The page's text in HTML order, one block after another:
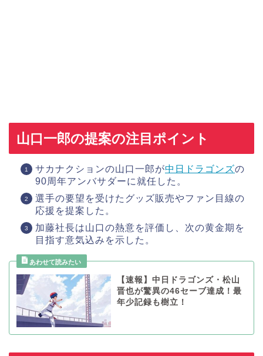
山口一郎の提案の注目ポイント
サカナクションの山口一郎が中日ドラゴンズの
90周年アンバサダーに就任した。
選手の要望を受けたグッズ販売やファン目線の
応援を提案した。
加藤社長は山口の熱意を評価し、次の黄金期を
目指す意気込みを示した。
【速報】中日ドラゴンズ・松山
晋也が驚異の46セーブ達成！最
年少記録も樹立！